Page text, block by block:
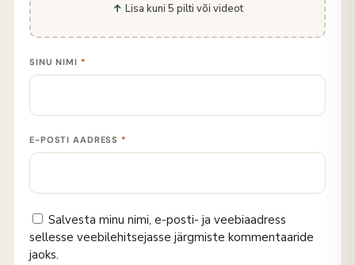
Lisa kuni 5 pilti või videot
SINU NIMI *
E-POSTI AADRESS *
Salvesta minu nimi, e-posti- ja veebiaadress
sellesse veebilehitsejasse järgmiste kommentaaride
jaoks.